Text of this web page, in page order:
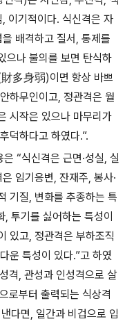
이기적이다. 식신격은 자
배격하고 질서, 통제를
으나 불의를 보면 탄식하
財多身弱)이면 항상 바쁘
하무인이고, 정관격은 월
시작은 있으나 마무리가
덕하다고 하였다.”.
“식신격은 근면·성실, 실
임기응변, 잔재주, 봉사·
기질, 변화를 추종하는 특
투기를 싫어하는 특성이
있고, 정관격은 부하조직
운 특성이 있다.”고 하였
격, 관성과 인성격으로 살
로부터 출력되는 식상격
다면, 일간과 비겁으로 입